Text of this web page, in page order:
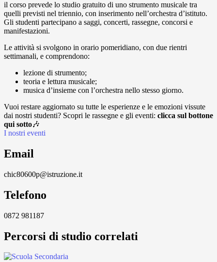
il corso prevede lo studio gratuito di uno strumento musicale tra
quelli previsti nel triennio, con inserimento nell’orchestra d’istituto.
Gli studenti partecipano a saggi, concerti, rassegne, concorsi e
manifestazioni.
Le attività si svolgono in orario pomeridiano, con due rientri
settimanali, e comprendono:
lezione di strumento;
teoria e lettura musicale;
musica d’insieme con l’orchestra nello stesso giorno.
Vuoi restare aggiornato su tutte le esperienze e le emozioni vissute
dai nostri studenti? Scopri le rassegne e gli eventi: clicca sul bottone
qui sotto🎶
I nostri eventi
Email
chic80600p@istruzione.it
Telefono
0872 981187
Percorsi di studio correlati